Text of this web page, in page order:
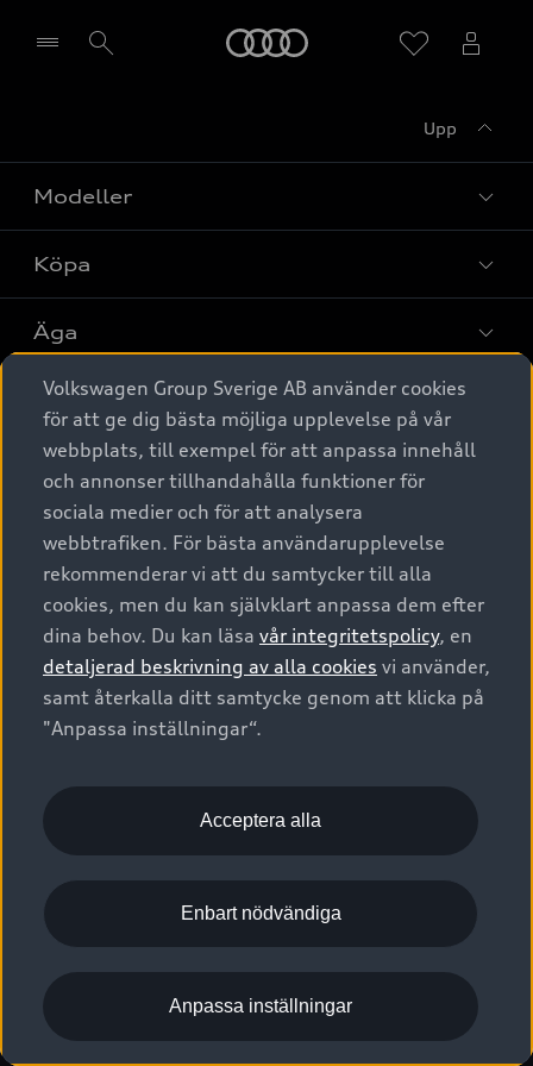
Upp
Modeller
Alla modeller
Elbilar
A6 modellerna
SUV
Avant
Audi Sport
Köpa
Privaterbjudanden
Privatleasing
Nya bilar i lager
Begagnade bilar i lager
Audi approved :plus - så gott som nya
Finansiering
Audi exclusive
Provkörning
Äga
Service & tillbehör
Audi digital services
Originaltillbehör - köp online
Garantier
Försäkring
Digitala manualer för din Audi
Audi Collection – livsstilsartiklar
Vanliga frågor
2G/3G nätet stängs ned - Hur påverkas min bil av detta?
Tjänstebil
Tjänstebil
Business lease online
Företagsleasing
Om Audi Sverige
Kontakta oss
Audi Återförsäljare/-serviceverkstad
myAudi
Pressmeddelanden
Nyhetsbrev
Vårt hållbarhetsarbete
Lediga tjänster huvudkontor
Lediga tjänster hos Audi Återförsäljare
Kommentar till mediauppgifter om dataläcka
© 2026 AUDI SVERIGE. All Rights Reserved.
Utgivare Juridiskt
Juridiskt Audi AG
Juridiskt Audi Digital Giveaway
Anpassa inställningar för cookies
Visselblåsarkanaler
Volkswagen Group Sverige AB använder cookies
för att ge dig bästa möjliga upplevelse på vår
webbplats, till exempel för att anpassa innehåll
och annonser tillhandahålla funktioner för
sociala medier och för att analysera
webbtrafiken. För bästa användarupplevelse
rekommenderar vi att du samtycker till alla
cookies, men du kan självklart anpassa dem efter
dina behov. Du kan läsa vår integritetspolicy, en
detaljerad beskrivning av alla cookies vi använder,
samt återkalla ditt samtycke genom att klicka på
"Anpassa inställningar“.
Acceptera alla
Enbart nödvändiga
Anpassa inställningar